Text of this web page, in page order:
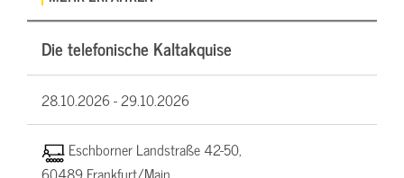
Die telefonische Kaltakquise
28.10.2026 -29.10.2026
Eschborner Landstraße 42-50,